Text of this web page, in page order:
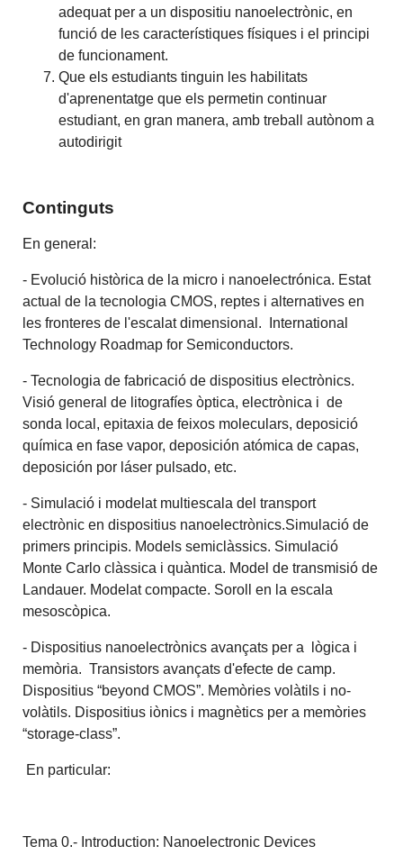
adequat per a un dispositiu nanoelectrònic, en
funció de les característiques físiques i el principi
de funcionament.
Que els estudiants tinguin les habilitats
d'aprenentatge que els permetin continuar
estudiant, en gran manera, amb treball autònom a
autodirigit
Continguts
En general:
- Evolució històrica de la micro i nanoelectrónica. Estat
actual de la tecnologia CMOS, reptes i alternatives en
les fronteres de l'escalat dimensional. International
Technology Roadmap for Semiconductors.
- Tecnologia de fabricació de dispositius electrònics.
Visió general de litografíes òptica, electrònica i de
sonda local, epitaxia de feixos moleculars, deposició
química en fase vapor, deposición atómica de capas,
deposición por láser pulsado, etc.
- Simulació i modelat multiescala del transport
electrònic en dispositius nanoelectrònics.Simulació de
primers principis. Models semiclàssics. Simulació
Monte Carlo clàssica i quàntica. Model de transmisió de
Landauer. Modelat compacte. Soroll en la escala
mesoscòpica.
- Dispositius nanoelectrònics avançats per a lògica i
memòria. Transistors avançats d'efecte de camp.
Dispositius “beyond CMOS”. Memòries volàtils i no-
volàtils. Dispositius iònics i magnètics per a memòries
“storage-class”.
En particular:
Tema 0.- Introduction: Nanoelectronic Devices